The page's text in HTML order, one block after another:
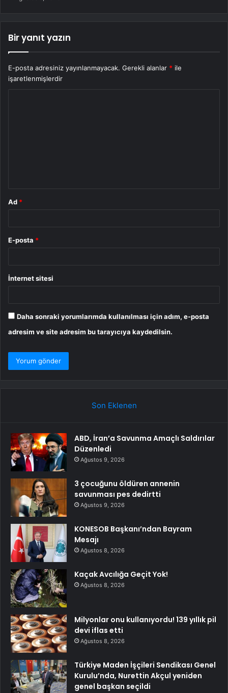
Bir yanıt yazın
E-posta adresiniz yayınlanmayacak. Gerekli alanlar * ile
işaretlenmişlerdir
Ad *
E-posta *
İnternet sitesi
Daha sonraki yorumlarımda kullanılması için adım, e-posta
adresim ve site adresim bu tarayıcıya kaydedilsin.
Son Eklenen
ABD, İran’a Savunma Amaçlı Saldırılar
Düzenledi
Ağustos 9, 2026
3 çocuğunu öldüren annenin
savunması pes dedirtti
Ağustos 9, 2026
KONESOB Başkanı’ndan Bayram
Mesajı
Ağustos 8, 2026
Kaçak Avcılığa Geçit Yok!
Ağustos 8, 2026
Milyonlar onu kullanıyordu! 139 yıllık pil
devi iflas etti
Ağustos 8, 2026
Türkiye Maden İşçileri Sendikası Genel
Kurulu’nda, Nurettin Akçul yeniden
genel başkan seçildi